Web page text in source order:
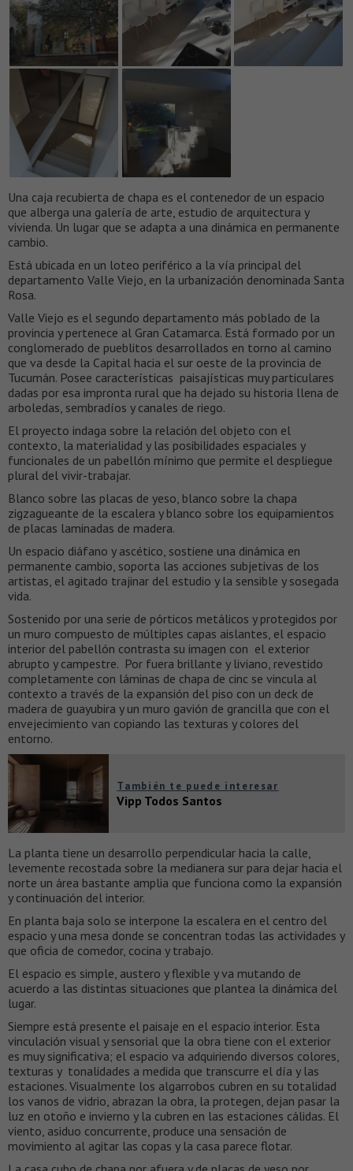
Una caja recubierta de chapa es el contenedor de un espacio
que alberga una galería de arte, estudio de arquitectura y
vivienda. Un lugar que se adapta a una dinámica en permanente
cambio.
Está ubicada en un loteo periférico a la vía principal del
departamento Valle Viejo, en la urbanización denominada Santa
Rosa.
Valle Viejo es el segundo departamento más poblado de la
provincia y pertenece al Gran Catamarca. Está formado por un
conglomerado de pueblitos desarrollados en torno al camino
que va desde la Capital hacia el sur oeste de la provincia de
Tucumán. Posee características paisajísticas muy particulares
dadas por esa impronta rural que ha dejado su historia llena de
arboledas, sembradíos y canales de riego.
El proyecto indaga sobre la relación del objeto con el
contexto, la materialidad y las posibilidades espaciales y
funcionales de un pabellón mínimo que permite el despliegue
plural del vivir-trabajar.
Blanco sobre las placas de yeso, blanco sobre la chapa
zigzagueante de la escalera y blanco sobre los equipamientos
de placas laminadas de madera.
Un espacio diáfano y ascético, sostiene una dinámica en
permanente cambio, soporta las acciones subjetivas de los
artistas, el agitado trajinar del estudio y la sensible y sosegada
vida.
Sostenido por una serie de pórticos metálicos y protegidos por
un muro compuesto de múltiples capas aislantes, el espacio
interior del pabellón contrasta su imagen con el exterior
abrupto y campestre. Por fuera brillante y liviano, revestido
completamente con láminas de chapa de cinc se vincula al
contexto a través de la expansión del piso con un deck de
madera de guayubira y un muro gavión de grancilla que con el
envejecimiento van copiando las texturas y colores del
entorno.
También te puede interesar
Vipp Todos Santos
La planta tiene un desarrollo perpendicular hacia la calle,
levemente recostada sobre la medianera sur para dejar hacia el
norte un área bastante amplia que funciona como la expansión
y continuación del interior.
En planta baja solo se interpone la escalera en el centro del
espacio y una mesa donde se concentran todas las actividades y
que oficia de comedor, cocina y trabajo.
El espacio es simple, austero y flexible y va mutando de
acuerdo a las distintas situaciones que plantea la dinámica del
lugar.
Siempre está presente el paisaje en el espacio interior. Esta
vinculación visual y sensorial que la obra tiene con el exterior
es muy significativa; el espacio va adquiriendo diversos colores,
texturas y tonalidades a medida que transcurre el día y las
estaciones. Visualmente los algarrobos cubren en su totalidad
los vanos de vidrio, abrazan la obra, la protegen, dejan pasar la
luz en otoño e invierno y la cubren en las estaciones cálidas. El
viento, asiduo concurrente, produce una sensación de
movimiento al agitar las copas y la casa parece flotar.